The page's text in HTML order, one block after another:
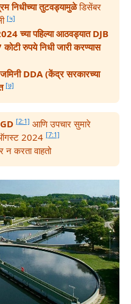
निधीच्या तुटवड्यामुळेडिसेंबर
[५]
च्या पहिल्या आठवड्यात DJB
रुपये निधी जारी करण्यास
DDA (केंद्र सरकारच्या
[७]
[2:1] आणि उपचार सुमारे
2024[7:1]
न करता वाहतो